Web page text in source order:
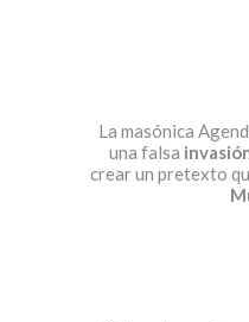
La masónica
una falsa
crear un pretexto